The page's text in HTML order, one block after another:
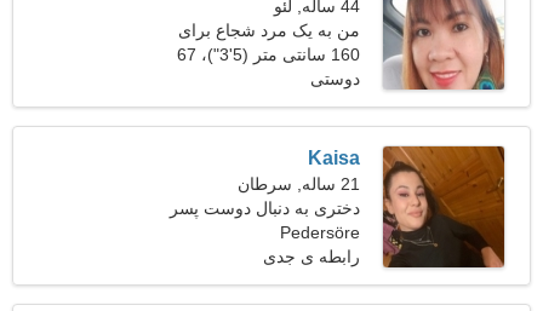
44 ساله, لئو
من به یک مرد شجاع برای
تناسب اندام نیاز دارم
160 سانتی متر (5'3")، 67
کیلوگرم (147 پوند)
دوستی
Kaisa
21 ساله, سرطان
دختری به دنبال دوست پسر
26-30
Pedersöre
رابطه ی جدی